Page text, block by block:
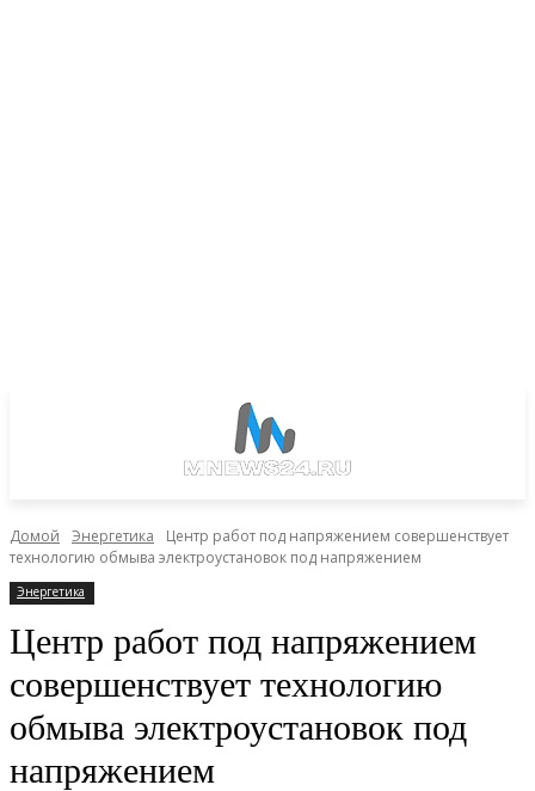
Домой Энергетика
Центр работ под напряжением совершенствует
технологию обмыва электроустановок под напряжением
Энергетика
Центр работ под напряжением
совершенствует технологию
обмыва электроустановок под
напряжением